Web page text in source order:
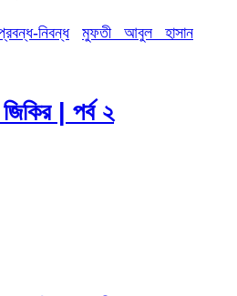
নিবন্ধ
মুফতী আবুল হাসান
| পর্ব ২